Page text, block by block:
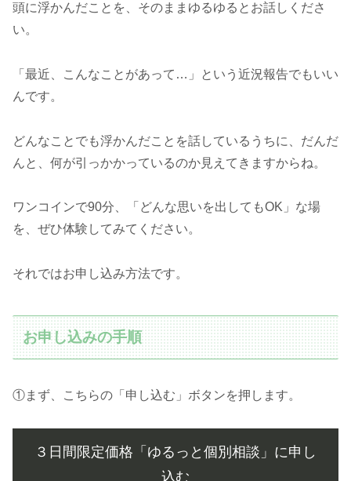
頭に浮かんだことを、そのままゆるゆるとお話しくださ
い。
「最近、こんなことがあって…」という近況報告でもいい
んです。
どんなことでも浮かんだことを話しているうちに、だんだ
んと、何が引っかかっているのか見えてきますからね。
ワンコインで90分、「どんな思いを出してもOK」な場
を、ぜひ体験してみてください。
それではお申し込み方法です。
お申し込みの手順
①まず、こちらの「申し込む」ボタンを押します。
３日間限定価格「ゆるっと個別相談」に申し
込む